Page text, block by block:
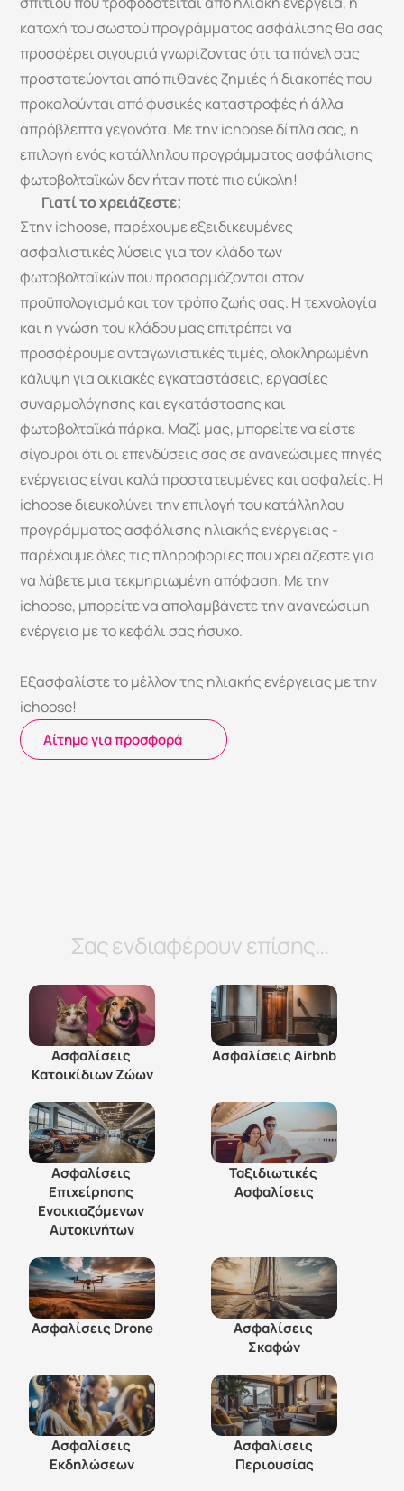
κατοχή του σωστού προγράμματος ασφάλισης θα σας
προσφέρει σιγουριά γνωρίζοντας ότι τα πάνελ σας
προστατεύονται από πιθανές ζημιές ή διακοπές που
προκαλούνται από φυσικές καταστροφές ή άλλα
απρόβλεπτα γεγονότα. Με την ichoose δίπλα σας, η
επιλογή ενός κατάλληλου προγράμματος ασφάλισης
φωτοβολταϊκών δεν ήταν ποτέ πιο εύκολη!
Γιατί το χρειάζεστε;
Στην ichoose, παρέχουμε εξειδικευμένες
ασφαλιστικές λύσεις για τον κλάδο των
φωτοβολταϊκών που προσαρμόζονται στον
προϋπολογισμό και τον τρόπο ζωής σας. Η τεχνολογία
και η γνώση του κλάδου μας επιτρέπει να
προσφέρουμε ανταγωνιστικές τιμές, ολοκληρωμένη
κάλυψη για οικιακές εγκαταστάσεις, εργασίες
συναρμολόγησης και εγκατάστασης και
φωτοβολταϊκά πάρκα. Μαζί μας, μπορείτε να είστε
σίγουροι ότι οι επενδύσεις σας σε ανανεώσιμες πηγές
ενέργειας είναι καλά προστατευμένες και ασφαλείς. Η
ichoose διευκολύνει την επιλογή του κατάλληλου
προγράμματος ασφάλισης ηλιακής ενέργειας -
παρέχουμε όλες τις πληροφορίες που χρειάζεστε για
να λάβετε μια τεκμηριωμένη απόφαση. Με την
ichoose, μπορείτε να απολαμβάνετε την ανανεώσιμη
ενέργεια με το κεφάλι σας ήσυχο.
Εξασφαλίστε το μέλλον της ηλιακής ενέργειας με την
ichoose!
⁠Αίτημα για προσφορά
Σας ενδιαφέρουν επίσης...
Ασφαλίσεις
Κατοικίδιων Ζώων
Ασφαλίσεις Airbnb
Ασφαλίσεις
Επιχείρησης
Ενοικιαζόμενων
Αυτοκινήτων
Ταξιδιωτικές
Ασφαλίσεις
Ασφαλίσεις Drone
Ασφαλίσεις
Σκαφών
Ασφαλίσεις
Εκδηλώσεων
Ασφαλίσεις
Περιουσίας